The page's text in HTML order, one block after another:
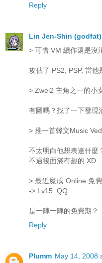
Reply
Lin Jen-Shin (godfat)
> 可惜 VM 續作還是沒
攻佔了 PS2, PSP, 當他
> Zwei2 主角之一的小
有圖嗎？找了一下發現
> 推一首韓文Music
不太明白他想表達什麼
不過後面滿有趣的 XD
> 最近魔戒 Online 免
-> Lv15 :QQ
是一陣一陣的免費期？
Reply
Plumm May 14, 2008